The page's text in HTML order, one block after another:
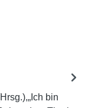
bin